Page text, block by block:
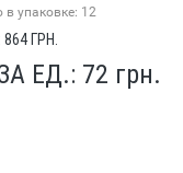
в упаковке: 12
864 ГРН.
ЕД.: 72 грн.